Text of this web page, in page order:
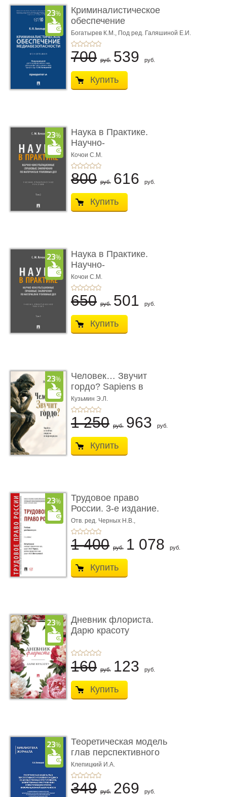
Криминалистическое
обеспечение
медиабезопас� ...
Богатырев К.М., Под ред. Галяшиной Е.И.
700 руб. 539 руб.
Купить
Наука в Практике.
Научно-
консультационные (пра
...
Кочои С.М.
800 руб. 616 руб.
Купить
Наука в Практике.
Научно-
консультационные (пра
...
Кочои С.М.
650 руб. 501 руб.
Купить
Человек… Звучит
гордо? Sapiens в
тенётах социума � ...
Кузьмин Э.Л.
1 250 руб. 963 руб.
Купить
Трудовое право
России. 3-е издание.
Учебник для ...
Отв. ред. Черных Н.В.,
Шестерякова И.В.
1 400 руб. 1 078 руб.
Купить
Дневник флориста.
Дарю красоту
160 руб. 123 руб.
Купить
Теоретическая модель
глав перспективного
УК о ...
Клепицкий И.А.
349 руб. 269 руб.